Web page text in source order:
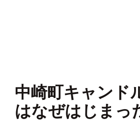
中崎町キャンド
はなぜはじまっ